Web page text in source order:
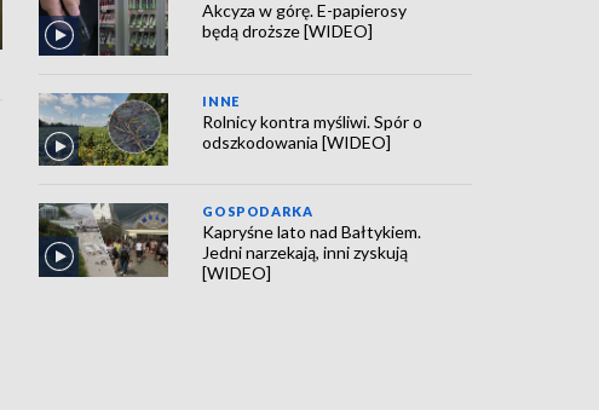
Akcyza w górę. E-papierosy
będą droższe [WIDEO]
INNE
Rolnicy kontra myśliwi. Spór o
odszkodowania [WIDEO]
GOSPODARKA
Kapryśne lato nad Bałtykiem.
Jedni narzekają, inni zyskują
[WIDEO]